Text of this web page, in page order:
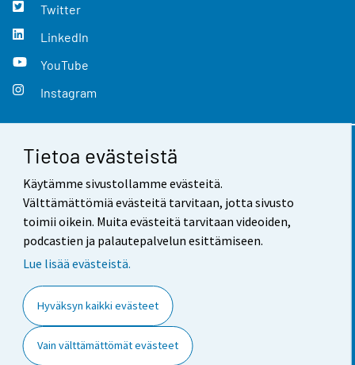
Tietoa evästeistä
Käytämme sivustollamme evästeitä.
Välttämättömiä evästeitä tarvitaan, jotta sivusto
toimii oikein. Muita evästeitä tarvitaan videoiden,
podcastien ja palautepalvelun esittämiseen.
Lue lisää evästeistä.
Hyväksyn kaikki evästeet
Vain välttämättömät evästeet
Twitter
LinkedIn
YouTube
Instagram
Yhteystiedot
Palaute
Käyttöehdot
Saavutettavuus
Tietoa sivustosta
Evästeasetukset